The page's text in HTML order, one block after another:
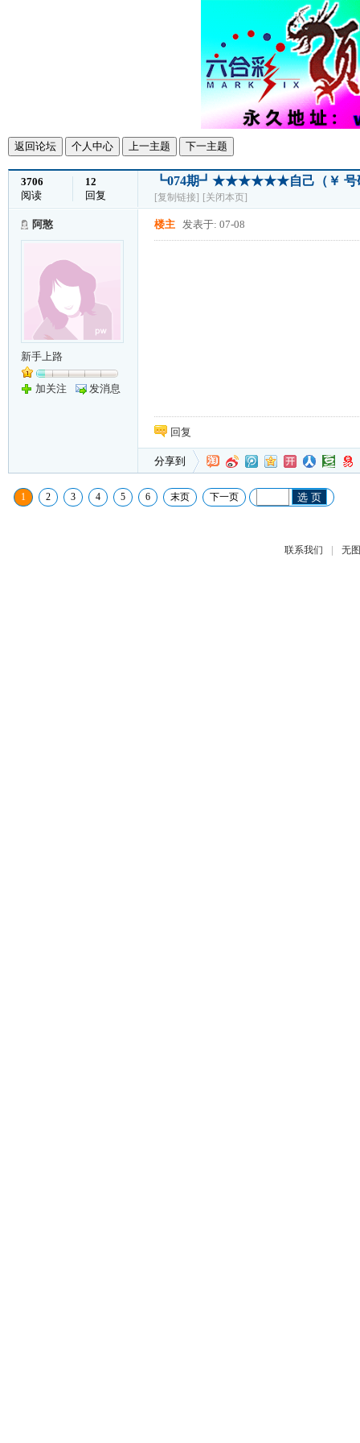
返回论坛 个人中心 上一主题 下一主题
3706
阅读
12
回复
┗074期┛★★★★★★自己（￥ 号
[复制链接] [关闭本页]
阿憨
新手上路
加关注 发消息
楼主 发表于: 07-08
回复
分享到
1 2 3 4 5 6 末页 下一页 选 页
联系我们 | 无